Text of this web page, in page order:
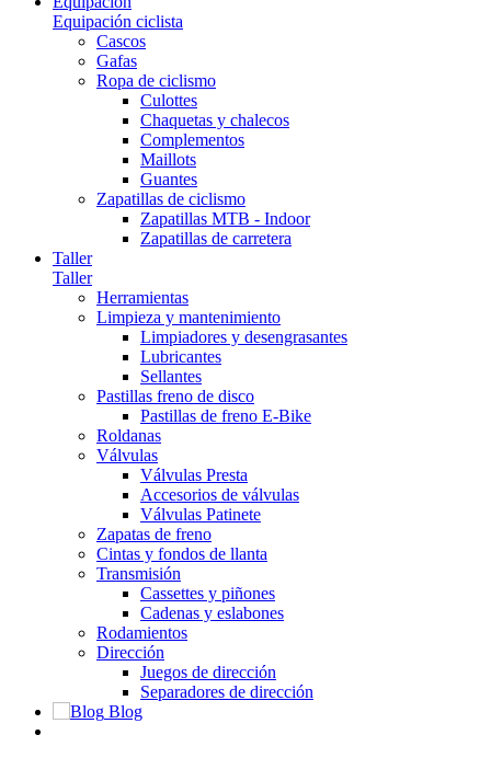
Equipación ciclista
Cascos
Gafas
Ropa de ciclismo
Culottes
Chaquetas y chalecos
Complementos
Maillots
Guantes
Zapatillas de ciclismo
Zapatillas MTB - Indoor
Zapatillas de carretera
Taller
Taller
Herramientas
Limpieza y mantenimiento
Limpiadores y desengrasantes
Lubricantes
Sellantes
Pastillas freno de disco
Pastillas de freno E-Bike
Roldanas
Válvulas
Válvulas Presta
Accesorios de válvulas
Válvulas Patinete
Zapatas de freno
Cintas y fondos de llanta
Transmisión
Cassettes y piñones
Cadenas y eslabones
Rodamientos
Dirección
Juegos de dirección
Separadores de dirección
Blog